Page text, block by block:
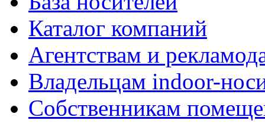
Каталог компаний
Агентствам и
Владельцам indoor-
Собственникам